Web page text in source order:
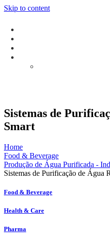
Skip to content
Sistemas de
Smart
Home
Food & Beverage
Produção de Água Purificada -
Sistemas de Purificação de Água
Food & Beverage
Health & Care
Pharma